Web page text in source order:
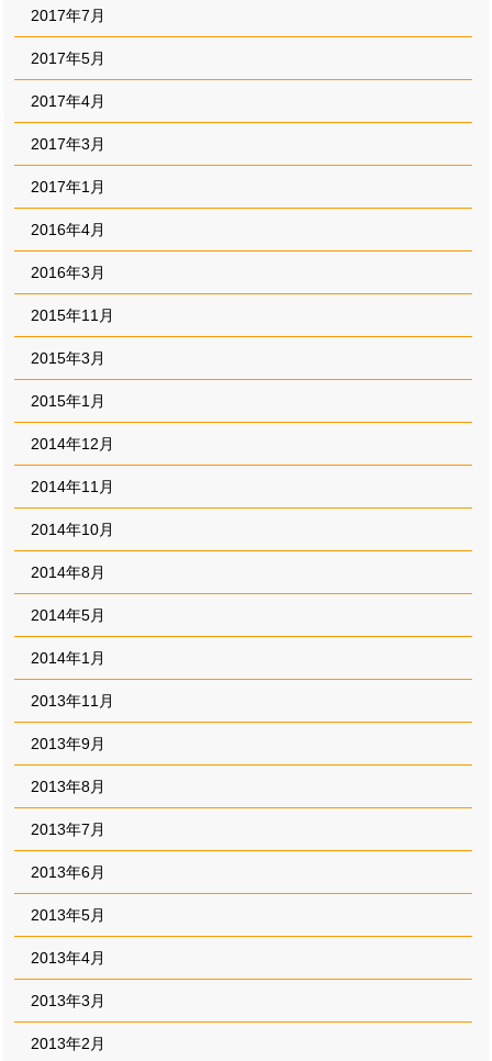
2017年7月
2017年5月
2017年4月
2017年3月
2017年1月
2016年4月
2016年3月
2015年11月
2015年3月
2015年1月
2014年12月
2014年11月
2014年10月
2014年8月
2014年5月
2014年1月
2013年11月
2013年9月
2013年8月
2013年7月
2013年6月
2013年5月
2013年4月
2013年3月
2013年2月